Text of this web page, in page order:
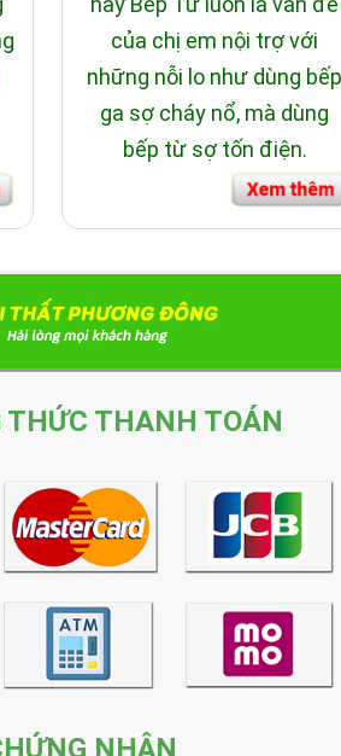
của chị em nội trợ với
những nỗi lo như dùng bếp
ga sợ cháy nổ, mà dùng
bếp từ sợ tốn điện.
THỨC THANH TOÁN